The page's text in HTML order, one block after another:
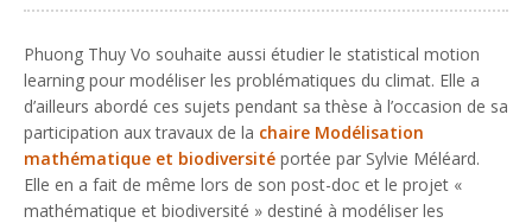
Phuong Thuy Vo souhaite aussi étudier le statistical motion
learning pour modéliser les problématiques du climat. Elle a
d’ailleurs abordé ces sujets pendant sa thèse à l’occasion de sa
participation aux travaux de la chaire Modélisation
mathématique et biodiversité portée par Sylvie Méléard.
Elle en a fait de même lors de son post-doc et le projet «
mathématique et biodiversité » destiné à modéliser les